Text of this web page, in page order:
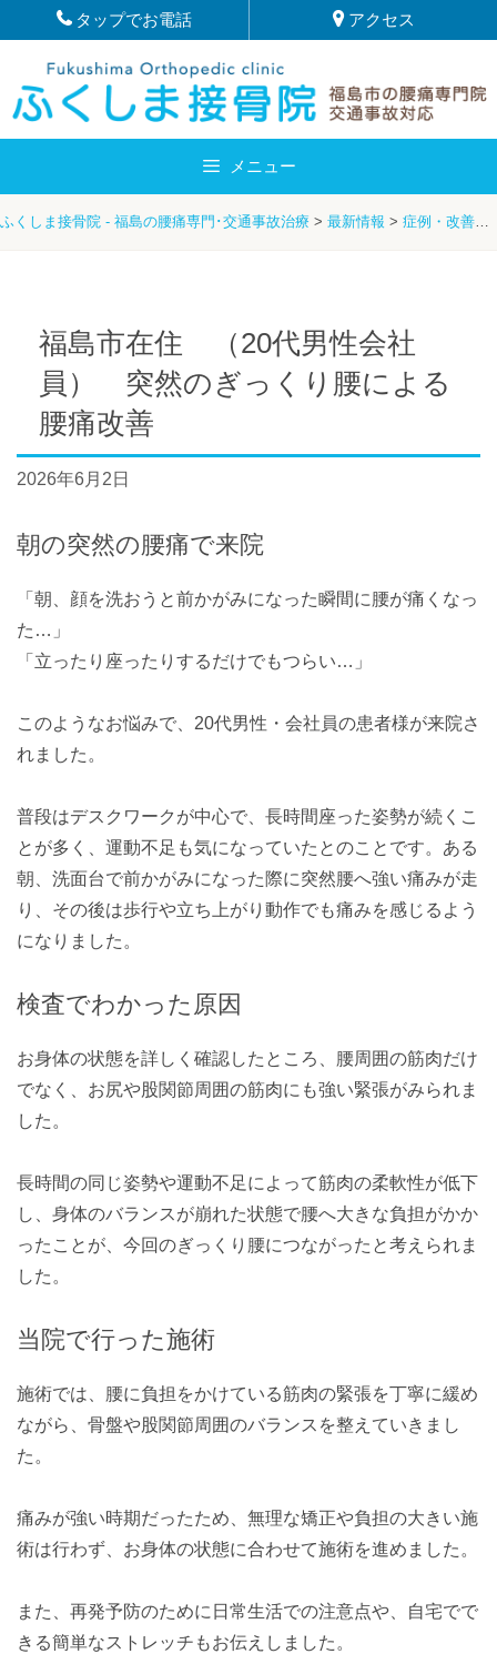
to
content
タップでお電話 アクセス
メニュー
ふくしま接骨院 - 福島の腰痛専門･交通事故治療 > 最新情報 > 症例・改善例
福島市在住 （20代男性会社
員） 突然のぎっくり腰による
腰痛改善
2026年6月2日
朝の突然の腰痛で来院
「朝、顔を洗おうと前かがみになった瞬間に腰が痛くなっ
た…」
「立ったり座ったりするだけでもつらい…」
このようなお悩みで、20代男性・会社員の患者様が来院さ
れました。
普段はデスクワークが中心で、長時間座った姿勢が続くこ
とが多く、運動不足も気になっていたとのことです。ある
朝、洗面台で前かがみになった際に突然腰へ強い痛みが走
り、その後は歩行や立ち上がり動作でも痛みを感じるよう
になりました。
検査でわかった原因
お身体の状態を詳しく確認したところ、腰周囲の筋肉だけ
でなく、お尻や股関節周囲の筋肉にも強い緊張がみられま
した。
長時間の同じ姿勢や運動不足によって筋肉の柔軟性が低下
し、身体のバランスが崩れた状態で腰へ大きな負担がかか
ったことが、今回のぎっくり腰につながったと考えられま
した。
当院で行った施術
施術では、腰に負担をかけている筋肉の緊張を丁寧に緩め
ながら、骨盤や股関節周囲のバランスを整えていきまし
た。
痛みが強い時期だったため、無理な矯正や負担の大きい施
術は行わず、お身体の状態に合わせて施術を進めました。
また、再発予防のために日常生活での注意点や、自宅でで
きる簡単なストレッチもお伝えしました。